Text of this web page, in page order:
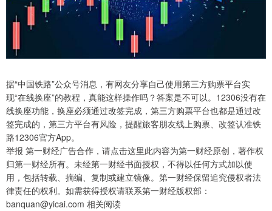
据“中国铁路”公众号消息，有网友分享自己使用第三方购票平台实
现“在线换座”的教程，真能这样操作吗？答案是不可以。12306没有在
线换座功能，换座必须通过改签完成，第三方购票平台也都是通过改
签完成的，第三方平台有风险，提醒旅客朋友线上购票、改签认准铁
路12306官方App。
举报 第一财经广告合作，请点击这里此内容为第一财经原创，著作权
归第一财经所有。未经第一财经书面授权，不得以任何方式加以使
用，包括转载、摘编、复制或建立镜像。第一财经保留追究侵权者法
律责任的权利。如需获得授权请联系第一财经版权部：
banquan@yicai.com 相关阅读